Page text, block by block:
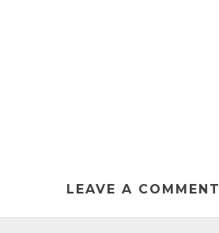
LEAVE A COMMENT